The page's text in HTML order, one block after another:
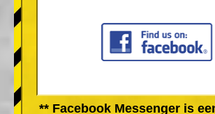
** Facebook Messenger is